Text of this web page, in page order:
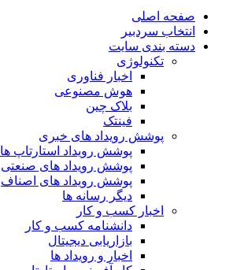
صفحه اصلی
انتخاب سردبیر
دسته بندی سایت
تکنولوژی
اخبار فناوری
هوش مصنوعی
بلاک چین
فینتک
پوشش رویداد های خبری
پوشش رویداد استارتاپ ها
پوشش رویداد های صنعتی
پوشش رویداد های اصناف
دیگر رسانه ها
اخبار کسب و کار
دانشنامه کسب و کار
بازاریابی دیجیتال
اخبار و رویداد ها